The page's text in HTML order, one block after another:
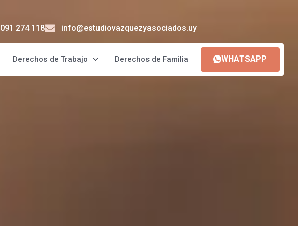
091 274 118 info@estudiovazquezyasociados.uy
Derechos de Trabajo Derechos de Familia WHATSAPP